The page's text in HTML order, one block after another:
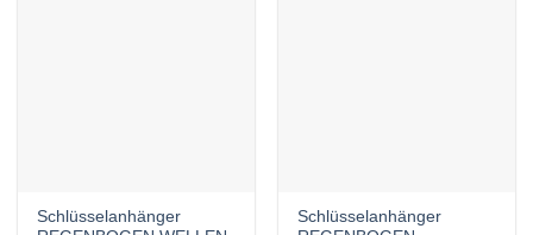
Schlüsselanhänger
Schlüsselanhänger